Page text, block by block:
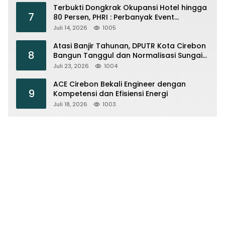
7
Terbukti Dongkrak Okupansi Hotel hingga
80 Persen, PHRI : Perbanyak Event
Olahraga di Cirebon
Juli 14, 2026 1005
8
Atasi Banjir Tahunan, DPUTR Kota Cirebon
Bangun Tanggul dan Normalisasi Sungai
Kijing
Juli 23, 2026 1004
9
ACE Cirebon Bekali Engineer dengan
Kompetensi dan Efisiensi Energi
Juli 18, 2026 1003